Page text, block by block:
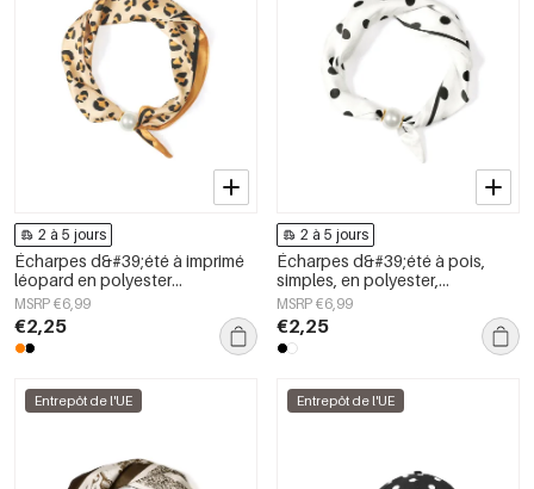
2 à 5 jours
Écharpes d&#39;été à imprimé
léopard en polyester
décontracté, accessoires du
quotidien
MSRP €6,99
€2,25
2 à 5 jours
Écharpes d&#39;été à pois,
simples, en polyester,
accessoires du quotidien
MSRP €6,99
€2,25
Entrepôt de l'UE Entrepôt de l'UE